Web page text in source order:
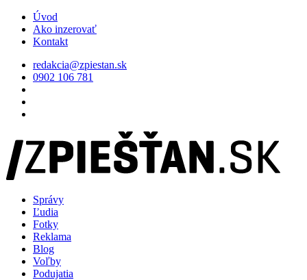
Úvod
Ako inzerovať
Kontakt
redakcia@zpiestan.sk
0902 106 781
Správy
Ľudia
Fotky
Reklama
Blog
Voľby
Podujatia